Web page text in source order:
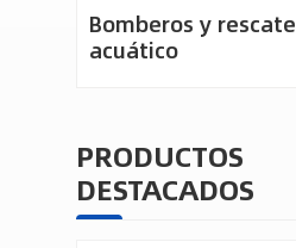
Bomberos y rescate
acuático
PRODUCTOS
DESTACADOS